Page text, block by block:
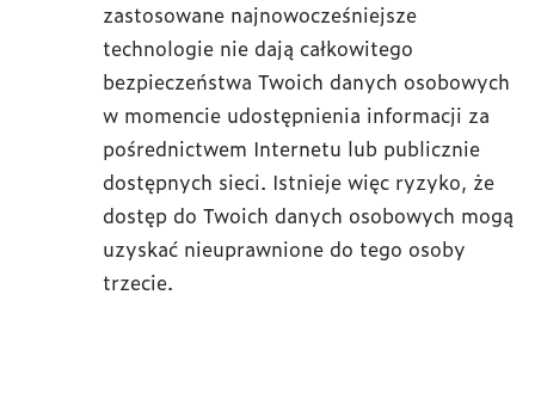
zastosowane najnowocześniejsze
technologie nie dają całkowitego
bezpieczeństwa Twoich danych osobowych
w momencie udostępnienia informacji za
pośrednictwem Internetu lub publicznie
dostępnych sieci. Istnieje więc ryzyko, że
dostęp do Twoich danych osobowych mogą
uzyskać nieuprawnione do tego osoby
trzecie.